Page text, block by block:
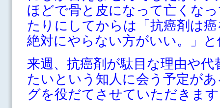
ほどで骨と皮になって亡くな
たりにしてからは「抗癌剤は
絶対にやらない方がいい。」
来週、抗癌剤が駄目な理由や
たいという知人に会う予定が
グを役だてさせていただきま